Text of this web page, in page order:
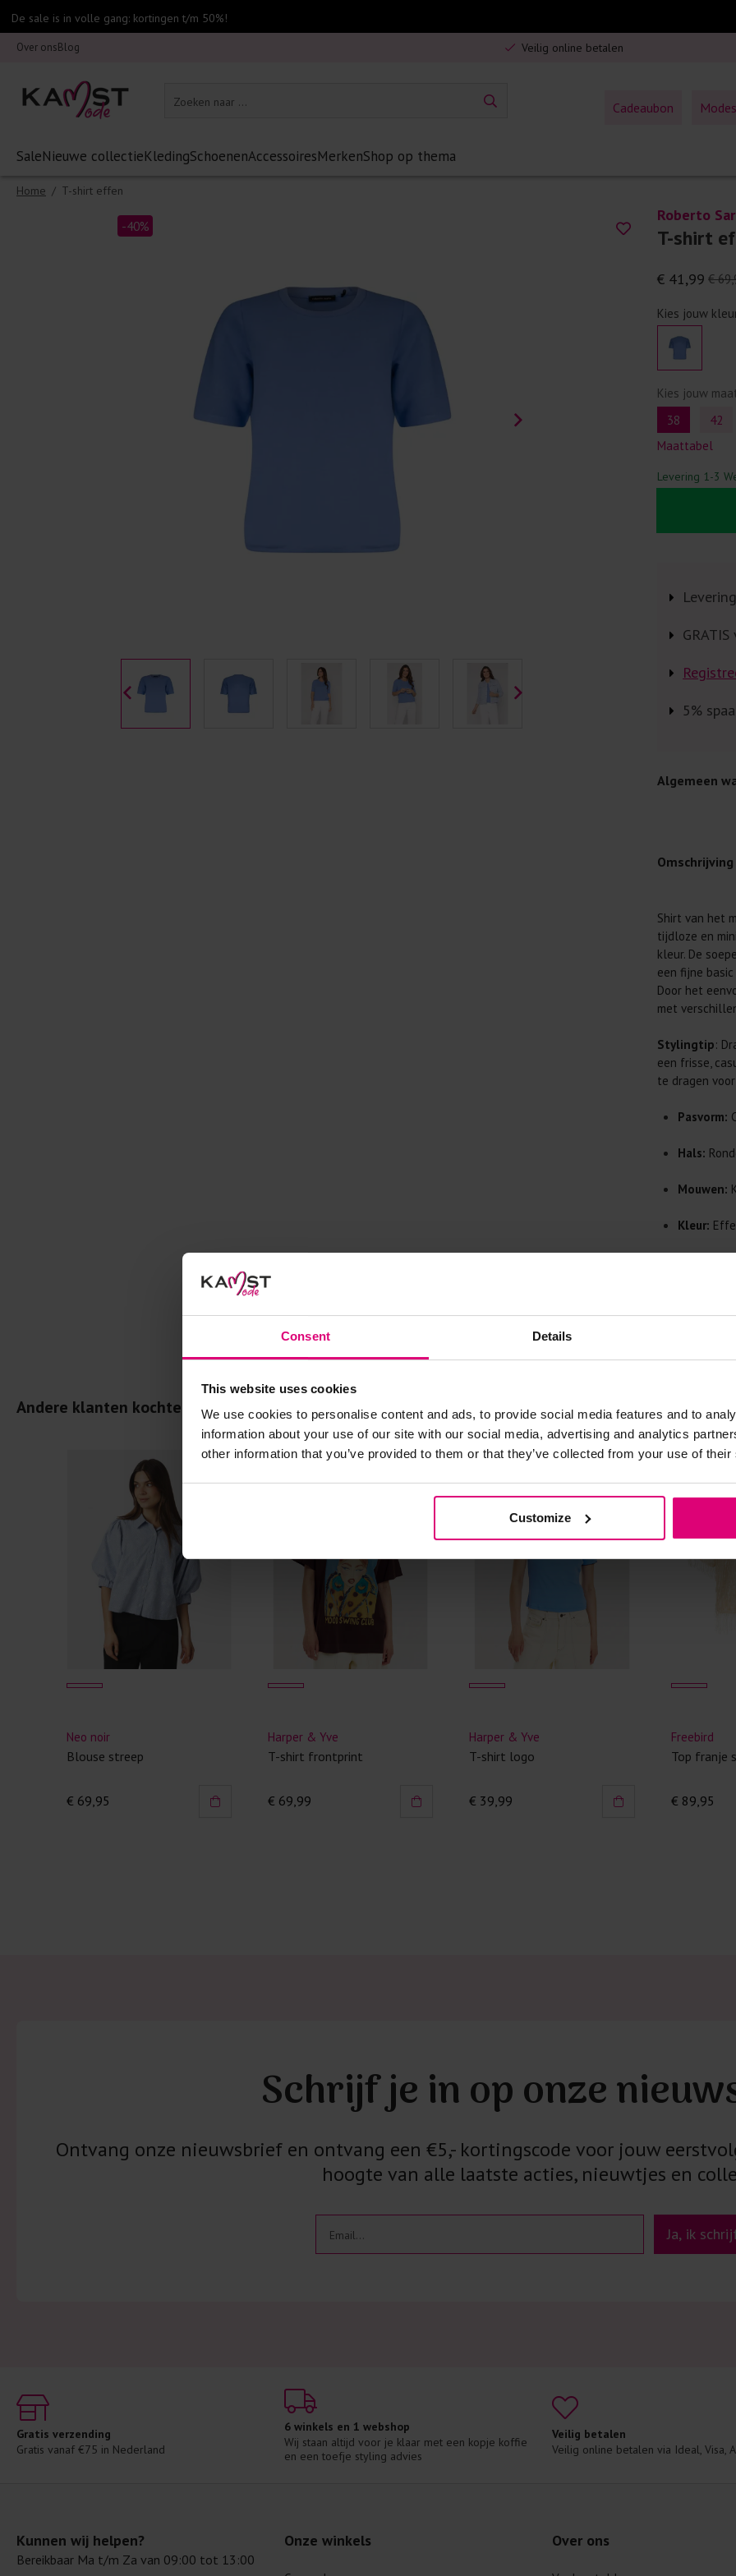
Consent Details
This website uses cookies
We use cookies to personalise content and ads, to provide social media features and to
information about your use of our site with our social media, advertising and analytics
other information that you’ve provided to them or that they’ve collected from your use of
Customize
De sale is in volle gang: kortingen t/m 50%!
Over onsBlog
Veilig online betalen
Gratis verzending in Nederland vanaf €75,-
Cadeaubon
SaleNieuwe collectieKledingSchoenenAccessoiresMerkenShop op thema
Home / T-shirt effen
-40%
Roberto
T-shirt
€
€ 41,99
Kies jouw
Kies jouw
38
42
Maattabel
Levering 1-3
5%
Algemeen
Daarom
Lees altijd
Was
buitenkant.
Wees
Was zo
al prima.
kreuken/
Gebruik
Selecteer
Gebreide
kledingstuk
van het
niet
Omschrijving
Shirt van het
tijdloze en
kleur. De
een fijne
Door het
met
Stylingtip:
een frisse,
te dragen
Pasvorm:
Hals:
Mouwen:
Kleur:
Andere klanten kochten dit ook
Neo noir
Blouse streep
€ 69,95
Harper & Yve
T-shirt frontprint
€ 69,99
Harper & Yve
T-shirt logo
€ 39,99
Freebird
Top franje
€ 89,95
Schrijf je in op onze
Ontvang onze nieuwsbrief en ontvang een €5,- kortingscode voor jouw
hoogte van alle laatste acties, nieuwtjes en
Ja, ik
Gratis verzending
Gratis vanaf €75 in Nederland
6 winkels en 1 webshop
Wij staan altijd voor je klaar met een kopje koffie
en een toefje styling advies
Veilig betalen
Veilig online betalen via Ideal, Visa,
Kunnen wij helpen?
Bereikbaar Ma t/m Za van 09:00 tot 13:00
Onze winkels Over ons